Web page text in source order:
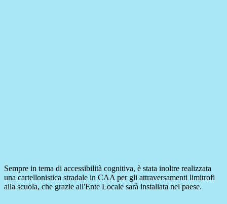
Sempre in tema di accessibilità cognitiva, è stata inoltre realizzata
una cartellonistica stradale in CAA per gli attraversamenti limitrofi
alla scuola, che grazie all'Ente Locale sarà installata nel paese.